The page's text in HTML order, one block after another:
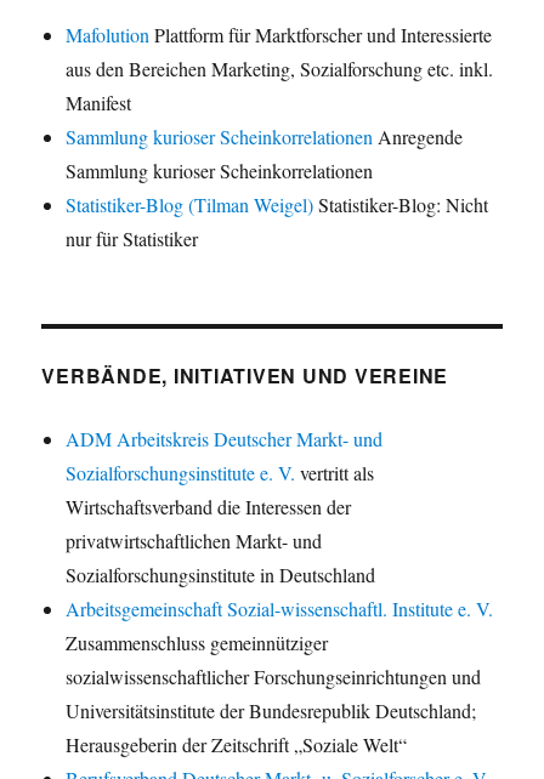
MafolutionPlattform für Marktforscher und Interessierte
aus den Bereichen Marketing, Sozialforschung etc. inkl.
Manifest
Sammlung kurioser ScheinkorrelationenAnregende
Sammlung kurioser Scheinkorrelationen
Statistiker-Blog (Tilman Weigel)Statistiker-Blog: Nicht
nur für Statistiker
VERBÄNDE, INITIATIVEN UND VEREINE
ADM Arbeitskreis Deutscher Markt- und
Sozialforschungsinstitute e. V. vertritt als
Wirtschaftsverband die Interessen der
privatwirtschaftlichen Markt- und
Sozialforschungsinstitute in Deutschland
Arbeitsgemeinschaft Sozial-wissenschaftl. Institute e. V.
Zusammenschluss gemeinnütziger
sozialwissenschaftlicher Forschungseinrichtungen und
Universitätsinstitute der Bundesrepublik Deutschland;
Herausgeberin der Zeitschrift „Soziale Welt“